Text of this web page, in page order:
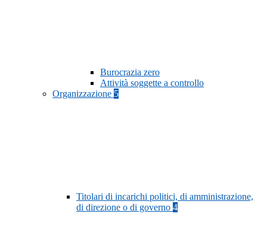
Burocrazia zero
Attività soggette a controllo
Organizzazione 5
Titolari di incarichi politici, di amministrazione,
di direzione o di governo 4